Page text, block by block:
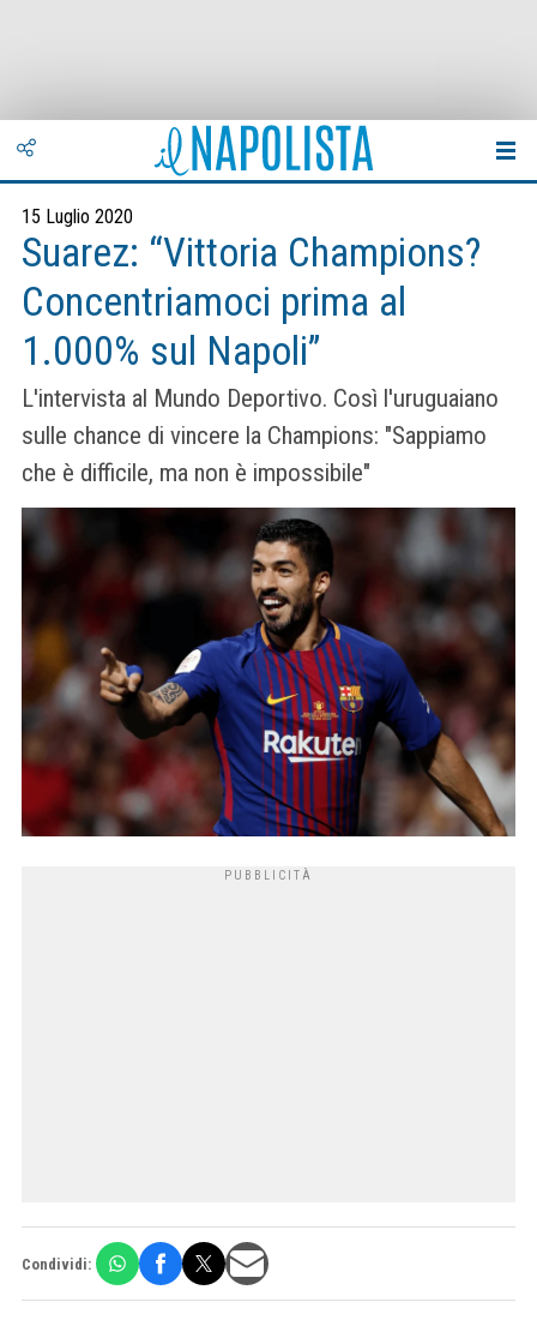
15 Luglio 2020
Suarez: “Vittoria Champions?
Concentriamoci prima al
1.000% sul Napoli”
L'intervista al Mundo Deportivo. Così l'uruguaiano
sulle chance di vincere la Champions: "Sappiamo
che è difficile, ma non è impossibile"
Condividi: